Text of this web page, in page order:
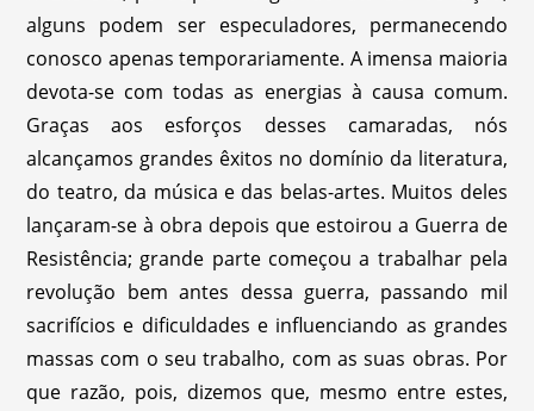
alguns podem ser especuladores, permanecendo
conosco apenas temporariamente. A imensa maioria
devota-se com todas as energias à causa comum.
Graças aos esforços desses camaradas, nós
alcançamos grandes êxitos no domínio da literatura,
do teatro, da música e das belas-artes. Muitos deles
lançaram-se à obra depois que estoirou a Guerra de
Resistência; grande parte começou a trabalhar pela
revolução bem antes dessa guerra, passando mil
sacrifícios e dificuldades e influenciando as grandes
massas com o seu trabalho, com as suas obras. Por
que razão, pois, dizemos que, mesmo entre estes,